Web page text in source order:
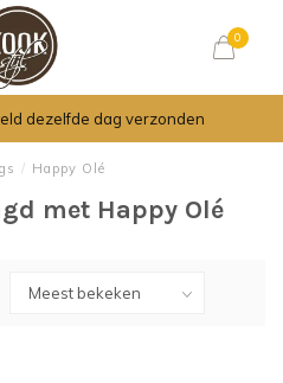
0
dezelfde dag verzonden
/ Happy Olé
met Happy Olé